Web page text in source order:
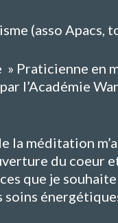
(asso Apacs,
Praticienne en
l’Académie
la méditation
du coeur
que je